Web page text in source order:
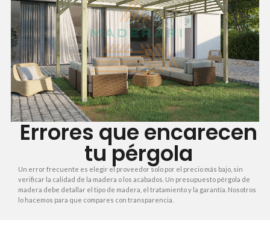
Errores que encarecen
tu pérgola
Un error frecuente es elegir el proveedor solo por el precio más bajo, sin
verificar la calidad de la madera o los acabados. Un presupuesto pérgola de
madera debe detallar el tipo de madera, el tratamiento y la garantía. Nosotros
lo hacemos para que compares con transparencia.